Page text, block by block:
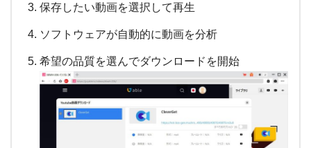
保存したい動画を選択して再生
ソフトウェアが自動的に動画を分析
希望の品質を選んでダウンロードを開始